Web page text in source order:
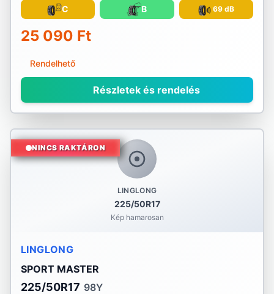
C B 69 dB
25 090 Ft
Rendelhető
Részletek és rendelés
LINGLONG
225/50R17
Kép hamarosan
NINCS RAKTÁRON
LINGLONG
SPORT MASTER
225/50R17 98Y